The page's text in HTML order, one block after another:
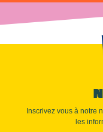
Inscrivez vous à notre
les